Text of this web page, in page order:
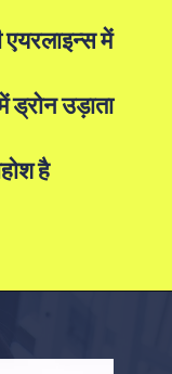
एयरलाइन्स में
ड्रोन उड़ाता
है